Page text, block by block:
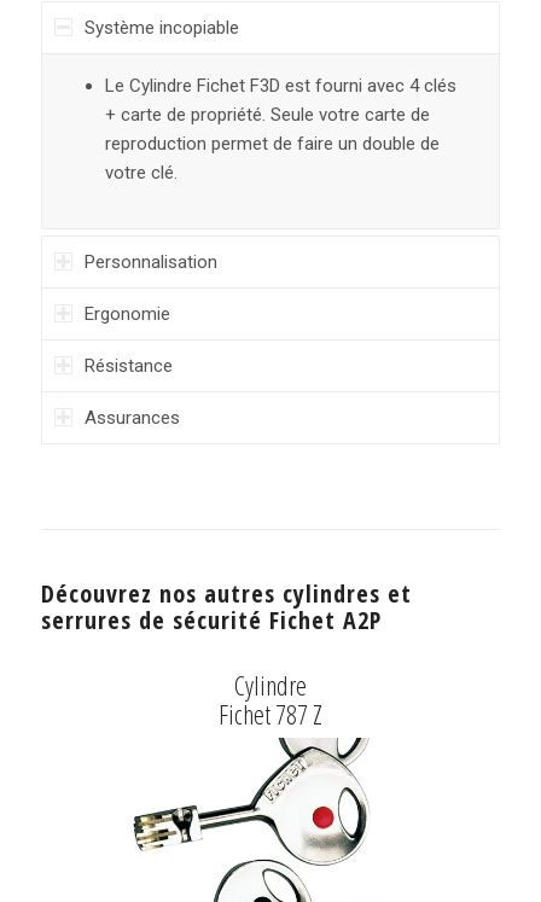
Système incopiable
Le Cylindre Fichet F3D est fourni avec 4 clés
+ carte de propriété. Seule votre carte de
reproduction permet de faire un double de
votre clé.
Personnalisation
Ergonomie
Résistance
Assurances
Découvrez nos autres cylindres et
serrures de sécurité Fichet A2P
Cylindre
Fichet 787 Z